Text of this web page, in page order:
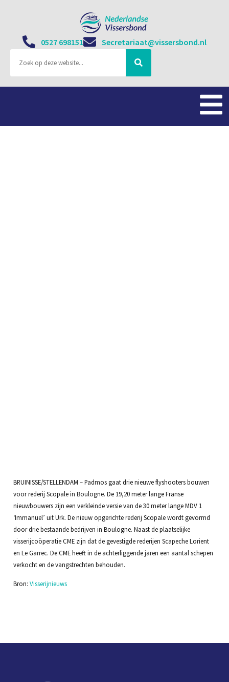
0527 698151 Secretariaat@vissersbond.nl
BRUINISSE/STELLENDAM – Padmos gaat drie nieuwe flyshooters bouwen
voor rederij Scopale in Boulogne. De 19,20 meter lange Franse
nieuwbouwers zijn een verkleinde versie van de 30 meter lange MDV 1
‘Immanuel’ uit Urk. De nieuw opgerichte rederij Scopale wordt gevormd
door drie bestaande bedrijven in Boulogne. Naast de plaatselijke
visserijcoöperatie CME zijn dat de gevestigde rederijen Scapeche Lorient
en Le Garrec. De CME heeft in de achterliggende jaren een aantal schepen
verkocht en de vangstrechten behouden.
Bron: Visserijnieuws